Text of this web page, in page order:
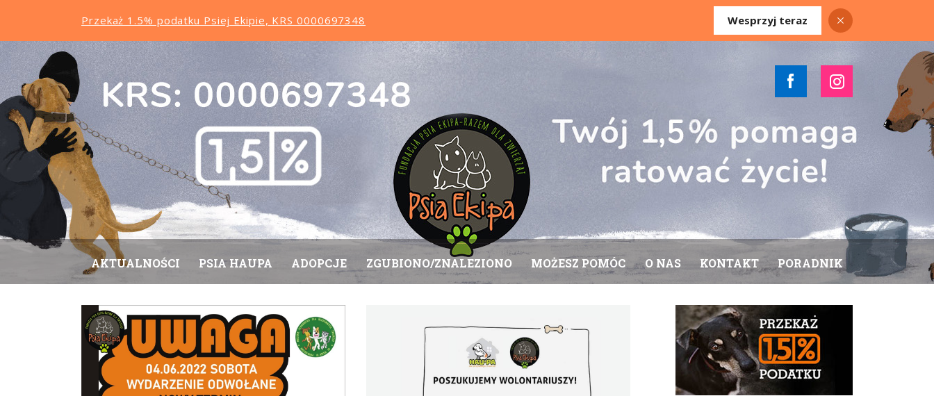
Przekaż 1.5% podatku Psiej Ekipie, KRS 0000697348 Wesprzyj teraz
AKTUALNOŚCI PSIA HAUPA ADOPCJE ZGUBIONO/ZNALEZIONO MOŻESZ POMÓC O NAS KONTAKT PORADNIK